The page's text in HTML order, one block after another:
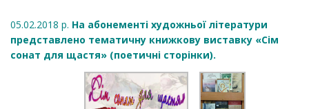
05.02.2018 р. На абонементі художньої літератури
представлено тематичну книжкову виставку «Сім
сонат для щастя» (поетичні сторінки).